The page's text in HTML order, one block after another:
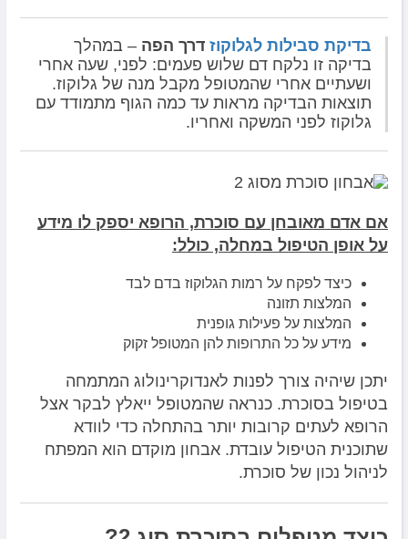
בדיקת סבילות לגלוקוז דרך הפה – במהלך
בדיקה זו נלקח דם שלוש פעמים: לפני, שעה אחרי
ושעתיים אחרי שהמטופל מקבל מנה של גלוקוז.
תוצאות הבדיקה מראות עד כמה הגוף מתמודד עם
גלוקוז לפני המשקה ואחריו.
אם אדם מאובחן עם סוכרת, הרופא יספק לו מידע
על אופן הטיפול במחלה, כולל:
כיצד לפקח על רמות הגלוקוז בדם לבד
המלצות תזונה
המלצות על פעילות גופנית
מידע על כל התרופות להן המטופל זקוק
יתכן שיהיה צורך לפנות לאנדוקרינולוג המתמחה
בטיפול בסוכרת. כנראה שהמטופל ייאלץ לבקר אצל
הרופא לעתים קרובות יותר בהתחלה כדי לוודא
שתוכנית הטיפול עובדת. אבחון מוקדם הוא המפתח
לניהול נכון של סוכרת.